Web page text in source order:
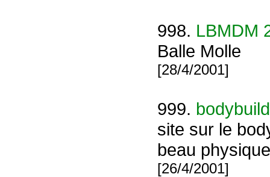
998. LBMDM
Balle Molle
[28/4/2001]
999.
site sur le
beau
[26/4/2001]